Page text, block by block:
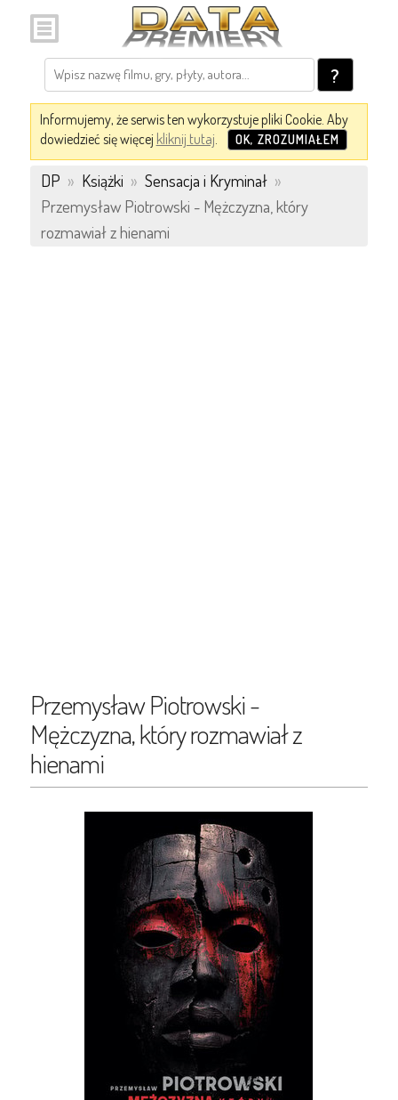
?
Informujemy, że serwis ten wykorzystuje pliki Cookie. Aby
dowiedzieć się więcej kliknij tutaj. OK, ZROZUMIAŁEM
DP » Książki » Sensacja i Kryminał »
Przemysław Piotrowski - Mężczyzna, który
rozmawiał z hienami
Przemysław Piotrowski -
Mężczyzna, który rozmawiał z
hienami